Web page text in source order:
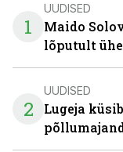
1
UUDISED
Maido
lõputult
2
UUDISED
Lugeja